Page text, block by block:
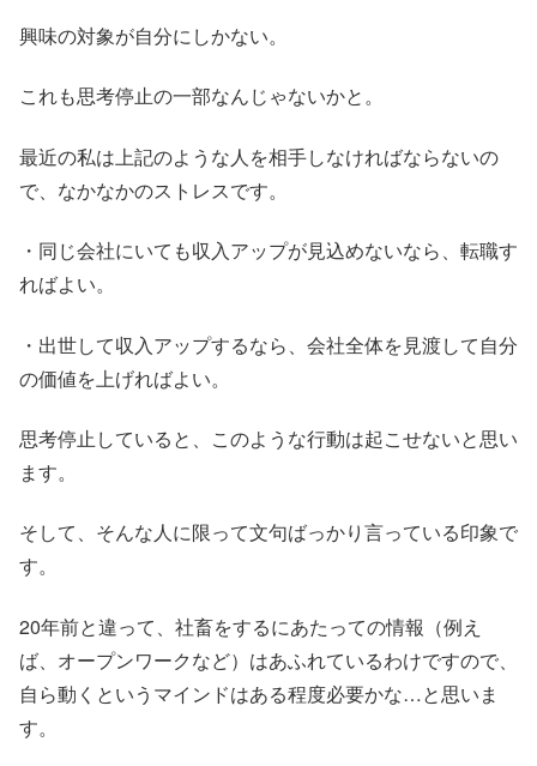
興味の対象が自分にしかない。
これも思考停止の一部なんじゃないかと。
最近の私は上記のような人を相手しなければならないの
で、なかなかのストレスです。
・同じ会社にいても収入アップが見込めないなら、転職す
ればよい。
・出世して収入アップするなら、会社全体を見渡して自分
の価値を上げればよい。
思考停止していると、このような行動は起こせないと思い
ます。
そして、そんな人に限って文句ばっかり言っている印象で
す。
20年前と違って、社畜をするにあたっての情報（例え
ば、オープンワークなど）はあふれているわけですので、
自ら動くというマインドはある程度必要かな…と思いま
す。